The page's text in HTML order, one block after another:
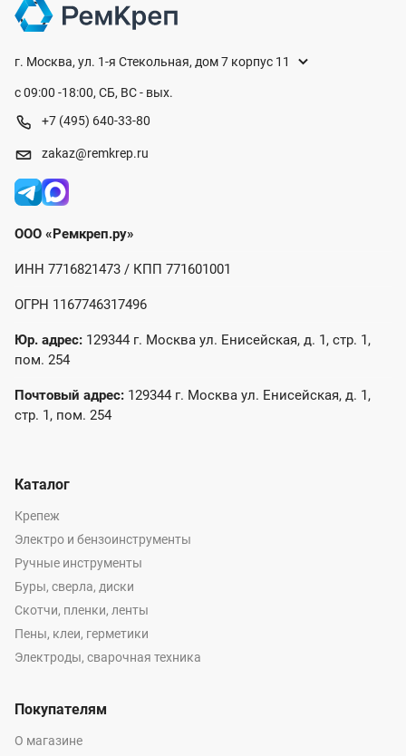
г. Москва, ул. 1-я Стекольная, дом 7 корпус 11
с 09:00 -18:00, СБ, ВС - вых.
+7 (495) 640-33-80
zakaz@remkrep.ru
ООО «Ремкреп.ру»
ИНН 7716821473 / КПП 771601001
ОГРН 1167746317496
Юр. адрес: 129344 г. Москва ул. Енисейская, д. 1, стр. 1,
пом. 254
Почтовый адрес: 129344 г. Москва ул. Енисейская, д. 1,
стр. 1, пом. 254
Каталог
Крепеж
Электро и бензоинструменты
Ручные инструменты
Буры, сверла, диски
Скотчи, пленки, ленты
Пены, клеи, герметики
Электроды, сварочная техника
Покупателям
О магазине